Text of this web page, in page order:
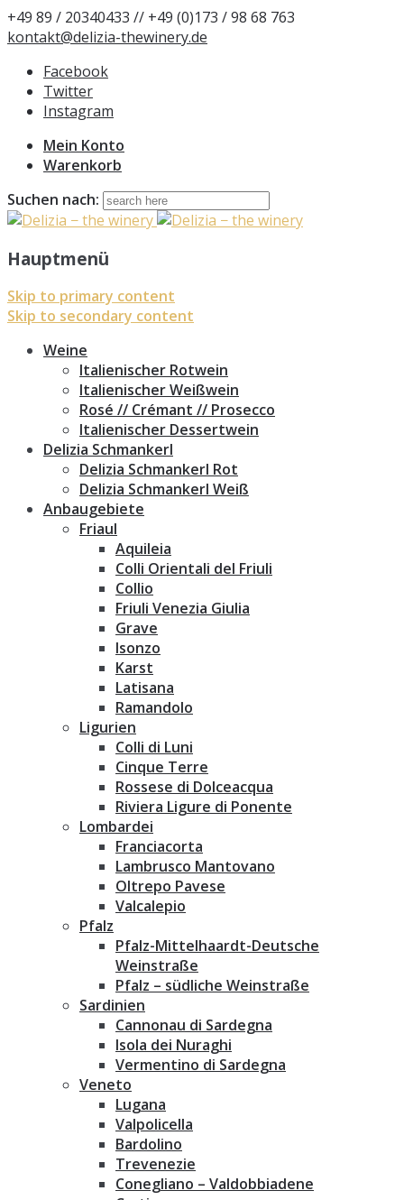
+49 89 / 20340433 // +49 (0)173 / 98 68 763
kontakt@delizia-thewinery.de
Facebook
Twitter
Instagram
Mein Konto
Warenkorb
Suchen nach:
Hauptmenü
Skip to primary content
Skip to secondary content
Weine
Italienischer Rotwein
Italienischer Weißwein
Rosé // Crémant // Prosecco
Italienischer Dessertwein
Delizia Schmankerl
Delizia Schmankerl Rot
Delizia Schmankerl Weiß
Anbaugebiete
Friaul
Aquileia
Colli Orientali del Friuli
Collio
Friuli Venezia Giulia
Grave
Isonzo
Karst
Latisana
Ramandolo
Ligurien
Colli di Luni
Cinque Terre
Rossese di Dolceacqua
Riviera Ligure di Ponente
Lombardei
Franciacorta
Lambrusco Mantovano
Oltrepo Pavese
Valcalepio
Pfalz
Pfalz-Mittelhaardt-Deutsche
Weinstraße
Pfalz – südliche Weinstraße
Sardinien
Cannonau di Sardegna
Isola dei Nuraghi
Vermentino di Sardegna
Veneto
Lugana
Valpolicella
Bardolino
Trevenezie
Conegliano – Valdobbiadene